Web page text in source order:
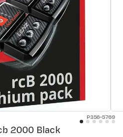
P356-5769
2000 Black